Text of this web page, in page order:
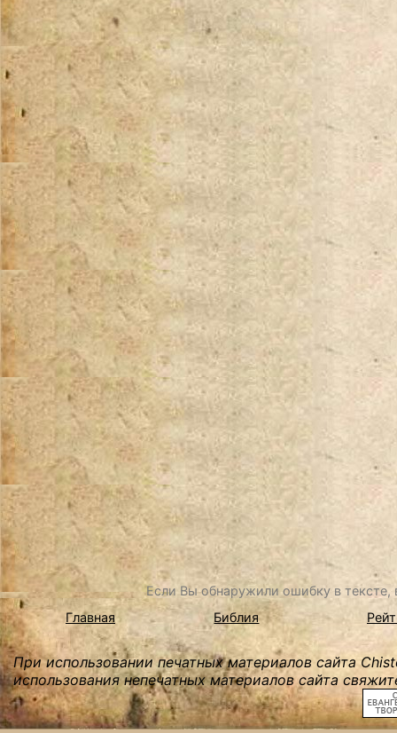
Если Вы обнаружили ошибку в
Главная
Библия
При использовании печатных материалов сайта
использования непечатных материалов сайта